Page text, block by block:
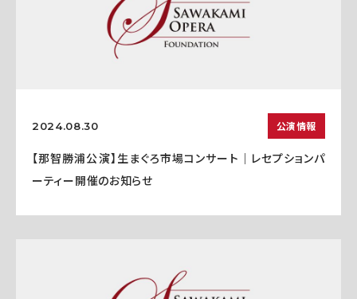
2024.08.30 公演情報
【那智勝浦公演】生まぐろ市場コンサート｜レセプションパ
ーティー開催のお知らせ